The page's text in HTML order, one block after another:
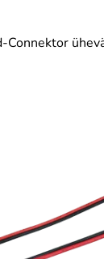
Connektor